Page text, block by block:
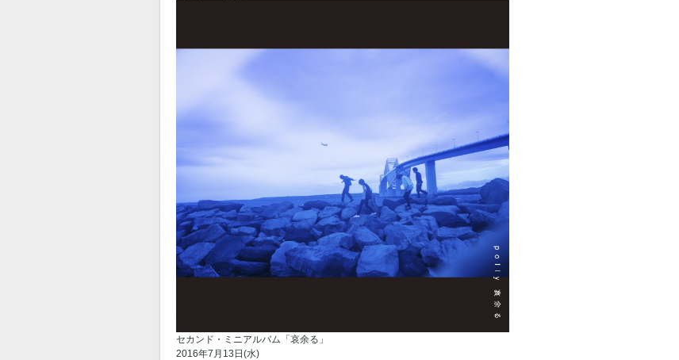
セカンド・ミニアルバム「哀余る」
2016年7月13日(水)